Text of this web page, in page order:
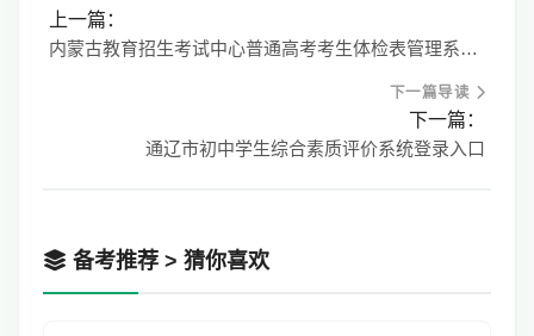
上一篇：
内蒙古教育招生考试中心普通高考考生体检表管理系统https://www1.nm.zsks.cn/tjb/
下一篇导读
下一篇：
通辽市初中学生综合素质评价系统登录入口
备考推荐 > 猜你喜欢